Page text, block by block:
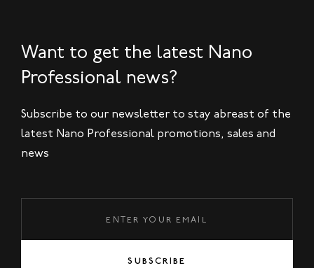
Want to get the latest Nano
Professional news?
Subscribe to our newsletter to stay abreast of the
latest Nano Professional promotions, sales and
news
SUBSCRIBE